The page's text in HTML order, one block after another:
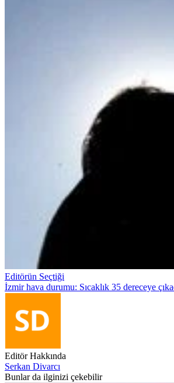
Editörün Seçtiği
İzmir hava durumu: Sıcaklık 35 dereceye
Editör Hakkında
Serkan Divarcı
Bunlar da ilginizi çekebilir